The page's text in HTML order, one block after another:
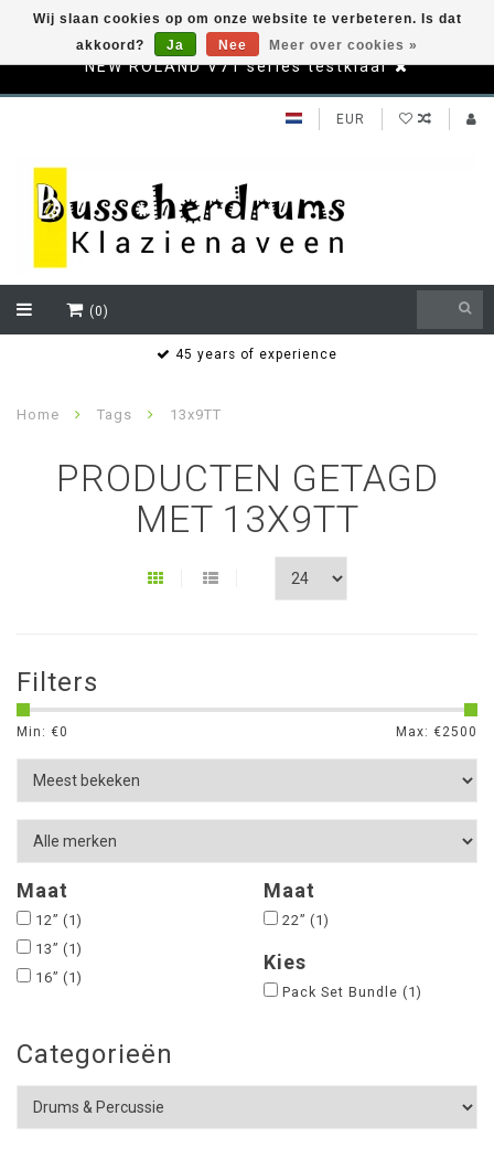
NEW ROLAND V71 series testklaar
EUR
(0)
45 years of experience
Home Tags 13x9TT
PRODUCTEN GETAGD
MET 13X9TT
Filters
Min: €0 Max: €2500
Maat
12” (1)
13” (1)
16” (1)
Maat
22” (1)
Kies
Pack Set Bundle (1)
Categorieën
Wij slaan cookies op om onze website te verbeteren. Is dat
akkoord?
Ja Nee Meer over cookies »